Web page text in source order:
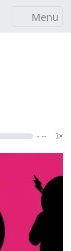
Menu
- -- 1×